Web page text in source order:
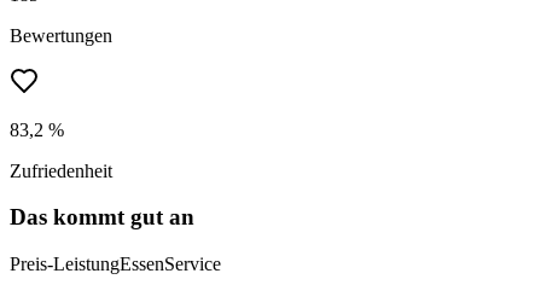
Bewertungen
83,2 %
Zufriedenheit
Das kommt gut an
Preis-LeistungEssenService